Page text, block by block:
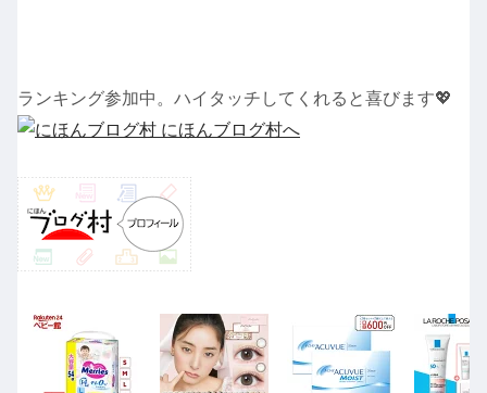
ランキング参加中。ハイタッチしてくれると喜びます💖